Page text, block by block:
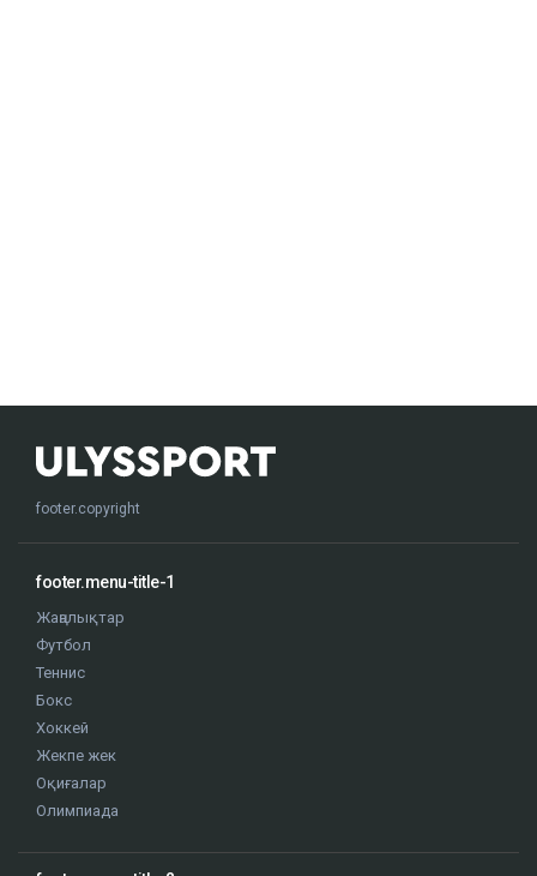
footer.copyright
footer.menu-title-1
Жаңалықтар
Футбол
Теннис
Бокс
Хоккей
Жекпе жек
Оқиғалар
Олимпиада